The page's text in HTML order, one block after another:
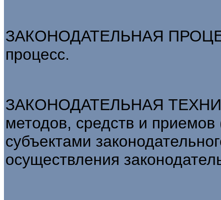
ЗАКОНОДАТЕЛЬНАЯ
процесс.
ЗАКОНОДАТЕЛЬНАЯ
методов, средств и
субъектами
осуществления